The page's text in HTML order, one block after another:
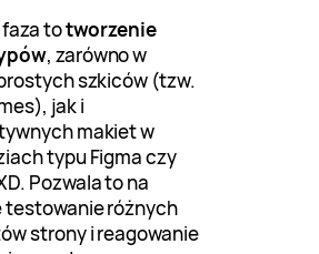
faza totworzenie
, zarówno w
szkiców (tzw.
jak i
makiet w
typu Figma czy
Pozwala to na
testowanie różnych
strony i reagowanie